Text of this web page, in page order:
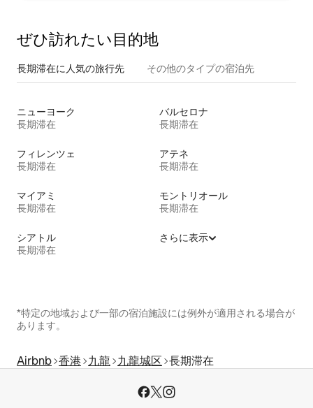
ぜひ訪⁠れ⁠た⁠い目⁠的⁠地
長期滞在に人気の旅行先 その他のタ⁠イ⁠プ⁠の宿⁠泊⁠先
ニューヨーク
長期滞在
バルセロナ
長期滞在
フィレンツェ
長期滞在
アテネ
長期滞在
マイアミ
長期滞在
モントリオール
長期滞在
シアトル
長期滞在
さらに表示
*特定の地域および一部の宿泊施設には例外が適用される場合が
あります。
Airbnb 香港 九龍 九龍城区 長期滞在